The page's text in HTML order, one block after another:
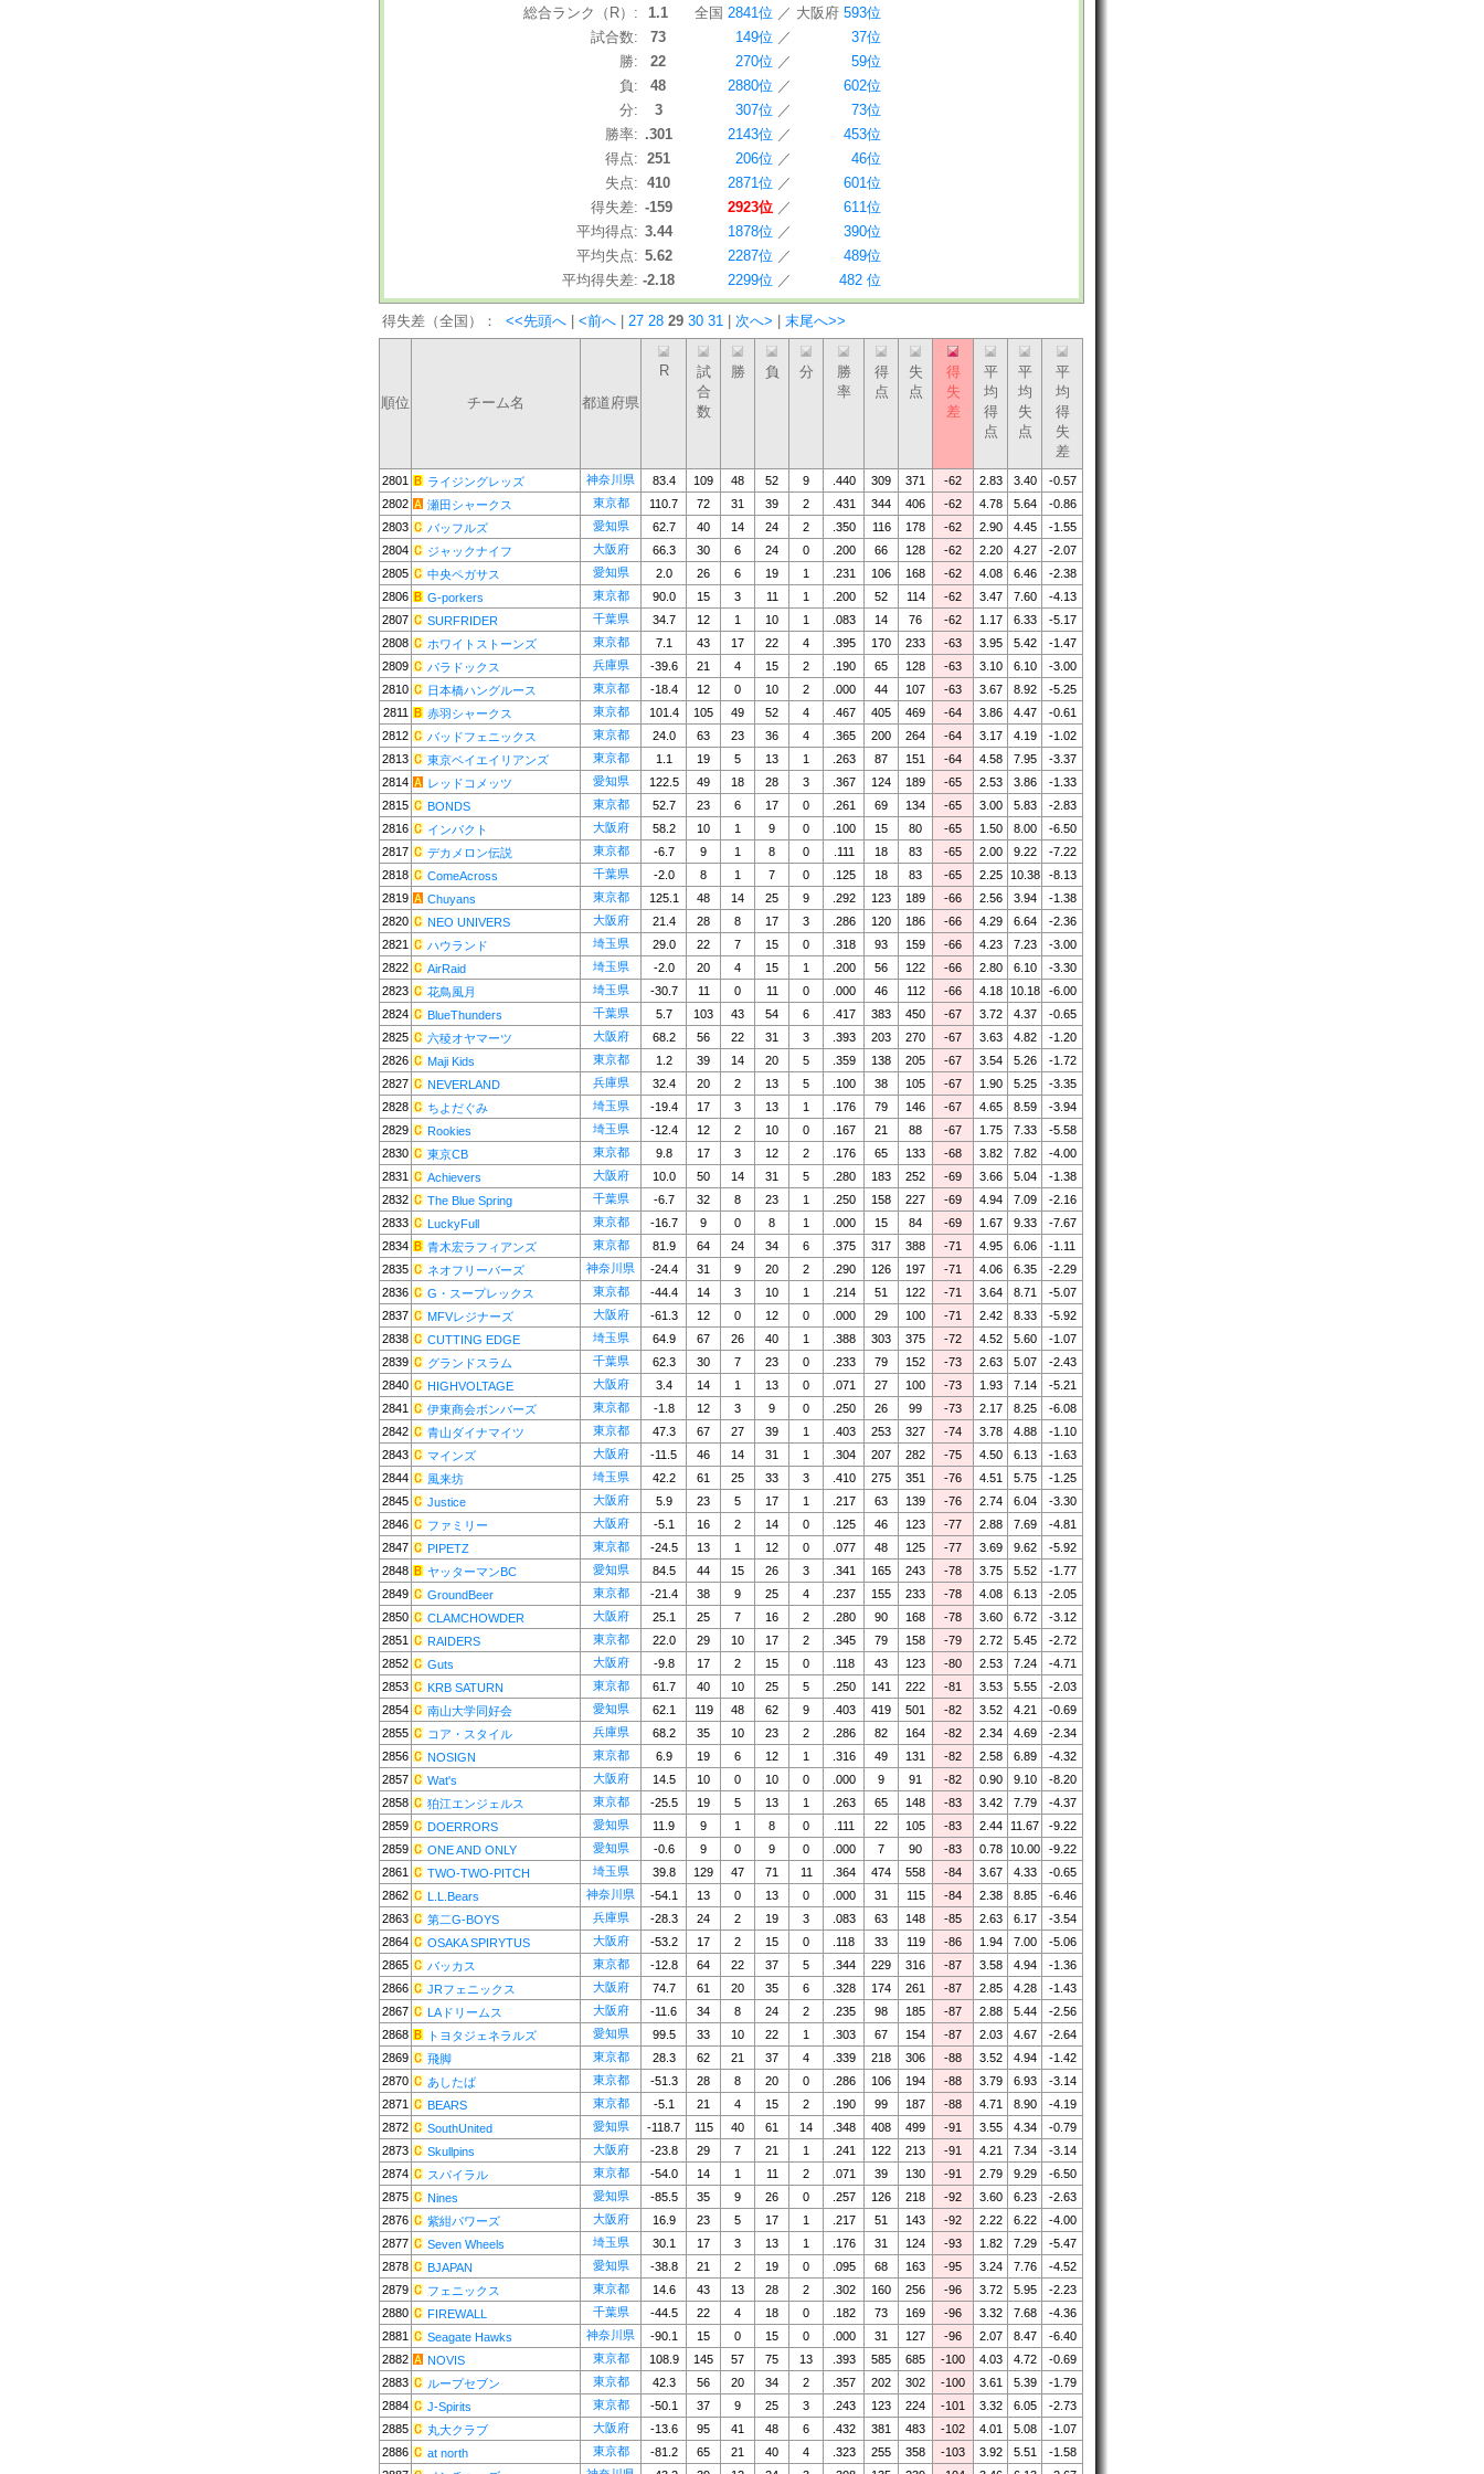
総合ランク（R）: 1.1 全国 2841位 ／ 大阪府 593位
試合数:
73 149位 ／
37位
勝:
22 270位 ／
59位
負:
48 2880位 ／
602位
分:
3 307位 ／
73位
勝率: .301 2143位 ／
453位
得点: 251 206位 ／
46位
失点: 410 2871位 ／
601位
得失差: -159 2923位 ／
611位
平均得点: 3.44 1878位 ／
390位
平均失点: 5.62 2287位 ／
489位
平均得失差: -2.18 2299位 ／ 482 位
得失差（全国）： <<先頭へ <前へ 27 28 29 30 31 次へ> 末尾へ>>
順位 チーム名 都道府県
R
試
合
数
勝 負 分
勝
率
得
点
失
点
得
失
差
平
均
得
点
平
均
失
点
平
均
得
失
差
2801 ライジングレッズ 神奈川県 83.4 109 48 52 9 .440 309 371 -62 2.83 3.40
-0.57
2802
瀬田シャークス 東京都 110.7 72 31 39 2 .431 344 406 -62 4.78 5.64
-0.86
2803
バッフルズ 愛知県 62.7 40 14 24 2 .350 116 178 -62 2.90 4.45
-1.55
2804
ジャックナイフ 大阪府 66.3 30 6 24 0 .200 66 128 -62 2.20 4.27
-2.07
2805
中央ペガサス 愛知県 2.0 26 6 19 1 .231 106 168 -62 4.08 6.46
-2.38
2806
G-porkers 東京都 90.0 15 3 11 1 .200 52 114 -62 3.47 7.60
-4.13
2807
SURFRIDER 千葉県 34.7 12 1 10 1 .083 14 76 -62 1.17 6.33
-5.17
2808
ホワイトストーンズ 東京都 7.1 43 17 22 4 .395 170 233 -63 3.95 5.42
-1.47
2809
パラドックス 兵庫県 -39.6 21 4 15 2 .190 65 128 -63 3.10 6.10
-3.00
2810
日本橋ハングルース 東京都 -18.4 12 0 10 2 .000 44 107 -63 3.67 8.92
-5.25
2811
赤羽シャークス 東京都 101.4 105 49 52 4 .467 405 469 -64 3.86 4.47
-0.61
2812
バッドフェニックス 東京都 24.0 63 23 36 4 .365 200 264 -64 3.17 4.19
-1.02
2813
東京ベイエイリアンズ 東京都 1.1 19 5 13 1 .263 87 151 -64 4.58 7.95
-3.37
2814
レッドコメッツ 愛知県 122.5 49 18 28 3 .367 124 189 -65 2.53 3.86
-1.33
2815
BONDS 東京都 52.7 23 6 17 0 .261 69 134 -65 3.00 5.83
-2.83
2816
インパクト 大阪府 58.2 10 1 9 0 .100 15 80 -65 1.50 8.00
-6.50
2817
デカメロン伝説 東京都 -6.7 9 1 8 0 .111 18 83 -65 2.00 9.22
-7.22
2818
ComeAcross 千葉県 -2.0 8 1 7 0 .125 18 83 -65 2.25 10.38
-8.13
2819
Chuyans 東京都 125.1 48 14 25 9 .292 123 189 -66 2.56 3.94
-1.38
2820
NEO UNIVERS 大阪府 21.4 28 8 17 3 .286 120 186 -66 4.29 6.64
-2.36
2821
ハウランド 埼玉県 29.0 22 7 15 0 .318 93 159 -66 4.23 7.23
-3.00
2822
AirRaid 埼玉県 -2.0 20 4 15 1 .200 56 122 -66 2.80 6.10
-3.30
2823
花鳥風月 埼玉県 -30.7 11 0 11 0 .000 46 112 -66 4.18 10.18
-6.00
2824
BlueThunders 千葉県 5.7 103 43 54 6 .417 383 450 -67 3.72 4.37
-0.65
2825
六稜オヤマーツ 大阪府 68.2 56 22 31 3 .393 203 270 -67 3.63 4.82
-1.20
2826
Maji Kids 東京都 1.2 39 14 20 5 .359 138 205 -67 3.54 5.26
-1.72
2827
NEVERLAND 兵庫県 32.4 20 2 13 5 .100 38 105 -67 1.90 5.25
-3.35
2828
ちよだぐみ 埼玉県 -19.4 17 3 13 1 .176 79 146 -67 4.65 8.59
-3.94
2829
Rookies 埼玉県 -12.4 12 2 10 0 .167 21 88 -67 1.75 7.33
-5.58
2830
東京CB 東京都 9.8 17 3 12 2 .176 65 133 -68 3.82 7.82
-4.00
2831
Achievers 大阪府 10.0 50 14 31 5 .280 183 252 -69 3.66 5.04
-1.38
2832
The Blue Spring 千葉県 -6.7 32 8 23 1 .250 158 227 -69 4.94 7.09
-2.16
2833
LuckyFull 東京都 -16.7 9 0 8 1 .000 15 84 -69 1.67 9.33
-7.67
2834
青木宏ラフィアンズ 東京都 81.9 64 24 34 6 .375 317 388 -71 4.95 6.06
-1.11
2835
ネオフリーバーズ 神奈川県 -24.4 31 9 20 2 .290 126 197 -71 4.06 6.35
-2.29
2836
G・スープレックス 東京都 -44.4 14 3 10 1 .214 51 122 -71 3.64 8.71
-5.07
2837
MFVレジナーズ 大阪府 -61.3 12 0 12 0 .000 29 100 -71 2.42 8.33
-5.92
2838
CUTTING EDGE 埼玉県 64.9 67 26 40 1 .388 303 375 -72 4.52 5.60
-1.07
2839
グランドスラム 千葉県 62.3 30 7 23 0 .233 79 152 -73 2.63 5.07
-2.43
2840
HIGHVOLTAGE 大阪府 3.4 14 1 13 0 .071 27 100 -73 1.93 7.14
-5.21
2841
伊東商会ボンバーズ 東京都 -1.8 12 3 9 0 .250 26 99 -73 2.17 8.25
-6.08
2842
青山ダイナマイツ 東京都 47.3 67 27 39 1 .403 253 327 -74 3.78 4.88
-1.10
2843
マインズ 大阪府 -11.5 46 14 31 1 .304 207 282 -75 4.50 6.13
-1.63
2844
風来坊 埼玉県 42.2 61 25 33 3 .410 275 351 -76 4.51 5.75
-1.25
2845
Justice 大阪府 5.9 23 5 17 1 .217 63 139 -76 2.74 6.04
-3.30
2846
ファミリー 大阪府 -5.1 16 2 14 0 .125 46 123 -77 2.88 7.69
-4.81
2847
PIPETZ 東京都 -24.5 13 1 12 0 .077 48 125 -77 3.69 9.62
-5.92
2848
ヤッターマンBC 愛知県 84.5 44 15 26 3 .341 165 243 -78 3.75 5.52
-1.77
2849
GroundBeer 東京都 -21.4 38 9 25 4 .237 155 233 -78 4.08 6.13
-2.05
2850
CLAMCHOWDER 大阪府 25.1 25 7 16 2 .280 90 168 -78 3.60 6.72
-3.12
2851
RAIDERS 東京都 22.0 29 10 17 2 .345 79 158 -79 2.72 5.45
-2.72
2852
Guts 大阪府 -9.8 17 2 15 0 .118 43 123 -80 2.53 7.24
-4.71
2853
KRB SATURN 東京都 61.7 40 10 25 5 .250 141 222 -81 3.53 5.55
-2.03
2854
南山大学同好会 愛知県 62.1 119 48 62 9 .403 419 501 -82 3.52 4.21
-0.69
2855
コア・スタイル 兵庫県 68.2 35 10 23 2 .286 82 164 -82 2.34 4.69
-2.34
2856
NOSIGN 東京都 6.9 19 6 12 1 .316 49 131 -82 2.58 6.89
-4.32
2857
Wat's 大阪府 14.5 10 0 10 0 .000 9 91 -82 0.90 9.10
-8.20
2858
狛江エンジェルス 東京都 -25.5 19 5 13 1 .263 65 148 -83 3.42 7.79
-4.37
2859
DOERRORS 愛知県 11.9 9 1 8 0 .111 22 105 -83 2.44 11.67
-9.22
2859
ONE AND ONLY 愛知県 -0.6 9 0 9 0 .000 7 90 -83 0.78 10.00
-9.22
2861
TWO-TWO-PITCH 埼玉県 39.8 129 47 71 11 .364 474 558 -84 3.67 4.33
-0.65
2862
L.L.Bears 神奈川県 -54.1 13 0 13 0 .000 31 115 -84 2.38 8.85
-6.46
2863
第二G-BOYS 兵庫県 -28.3 24 2 19 3 .083 63 148 -85 2.63 6.17
-3.54
2864
OSAKA SPIRYTUS 大阪府 -53.2 17 2 15 0 .118 33 119 -86 1.94 7.00
-5.06
2865
バッカス 東京都 -12.8 64 22 37 5 .344 229 316 -87 3.58 4.94
-1.36
2866
JRフェニックス 大阪府 74.7 61 20 35 6 .328 174 261 -87 2.85 4.28
-1.43
2867
LAドリームス 大阪府 -11.6 34 8 24 2 .235 98 185 -87 2.88 5.44
-2.56
2868
トヨタジェネラルズ 愛知県 99.5 33 10 22 1 .303 67 154 -87 2.03 4.67
-2.64
2869
飛脚 東京都 28.3 62 21 37 4 .339 218 306 -88 3.52 4.94
-1.42
2870
あしたば 東京都 -51.3 28 8 20 0 .286 106 194 -88 3.79 6.93
-3.14
2871
BEARS 東京都 -5.1 21 4 15 2 .190 99 187 -88 4.71 8.90
-4.19
2872
SouthUnited 愛知県 -118.7 115 40 61 14 .348 408 499 -91 3.55 4.34
-0.79
2873
Skullpins 大阪府 -23.8 29 7 21 1 .241 122 213 -91 4.21 7.34
-3.14
2874
スパイラル 東京都 -54.0 14 1 11 2 .071 39 130 -91 2.79 9.29
-6.50
2875
Nines 愛知県 -85.5 35 9 26 0 .257 126 218 -92 3.60 6.23
-2.63
2876
紫紺パワーズ 大阪府 16.9 23 5 17 1 .217 51 143 -92 2.22 6.22
-4.00
2877
Seven Wheels 埼玉県 30.1 17 3 13 1 .176 31 124 -93 1.82 7.29
-5.47
2878
BJAPAN 愛知県 -38.8 21 2 19 0 .095 68 163 -95 3.24 7.76
-4.52
2879
フェニックス 東京都 14.6 43 13 28 2 .302 160 256 -96 3.72 5.95
-2.23
2880
FIREWALL 千葉県 -44.5 22 4 18 0 .182 73 169 -96 3.32 7.68
-4.36
2881
Seagate Hawks 神奈川県 -90.1 15 0 15 0 .000 31 127 -96 2.07 8.47
-6.40
2882
NOVIS 東京都 108.9 145 57 75 13 .393 585 685 -100 4.03 4.72
-0.69
2883
ループセブン 東京都 42.3 56 20 34 2 .357 202 302 -100 3.61 5.39
-1.79
2884
J-Spirits 東京都 -50.1 37 9 25 3 .243 123 224 -101 3.32 6.05
-2.73
2885
丸大クラブ 大阪府 -13.6 95 41 48 6 .432 381 483 -102 4.01 5.08
-1.07
2886
at north 東京都 -81.2 65 21 40 4 .323 255 358 -103 3.92 5.51
-1.58